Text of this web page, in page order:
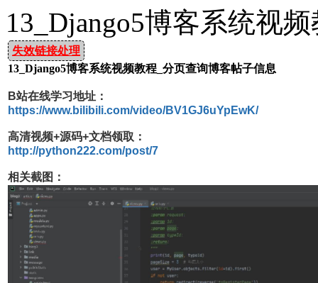
13_Django5博客系统视
失效链接处理
13_Django5博客系统视频教程_分页查询博客帖子信息
B站在线学习地址：
https://www.bilibili.com/video/BV1GJ6uYpEwK/
高清视频+源码+文档领取：
http://python222.com/post/7
相关截图：